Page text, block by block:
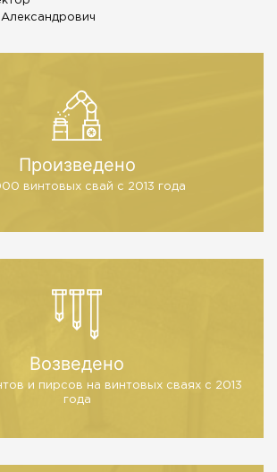
Произведено
винтовых свай с 2013 года
Возведено
и пирсов на винтовых сваях с 2013
года